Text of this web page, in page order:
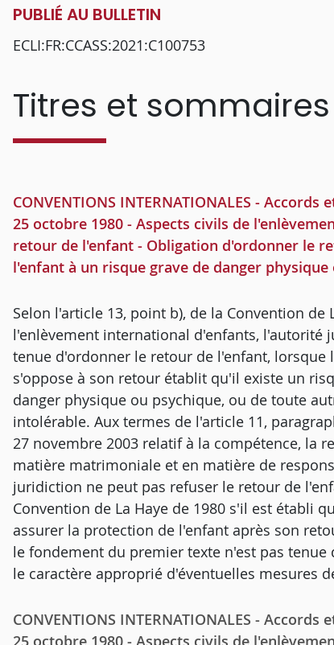
PUBLIÉ AU BULLETIN
ECLI:FR:CCASS:2021:C100753
Titres et sommaires
CONVENTIONS INTERNATIONALES -
25 octobre 1980 - Aspects civils de
retour de l'enfant - Obligation d'ordonner le
l'enfant à un risque grave de danger
Selon l'article 13, point b), de la Convention
l'enlèvement international d'enfants, l'autorité
tenue d'ordonner le retour de l'enfant,
s'oppose à son retour établit qu'il existe un
danger physique ou psychique, ou de toute
intolérable. Aux termes de l'article 11,
27 novembre 2003 relatif à la compétence, la
matière matrimoniale et en matière de
juridiction ne peut pas refuser le retour de
Convention de La Haye de 1980 s'il est établi
assurer la protection de l'enfant après son
le fondement du premier texte n'est pas
le caractère approprié d'éventuelles mesures
CONVENTIONS INTERNATIONALES -
25 octobre 1980 - Aspects civils de